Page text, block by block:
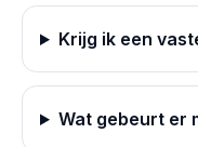
Krijg ik een
Wat gebeurt er